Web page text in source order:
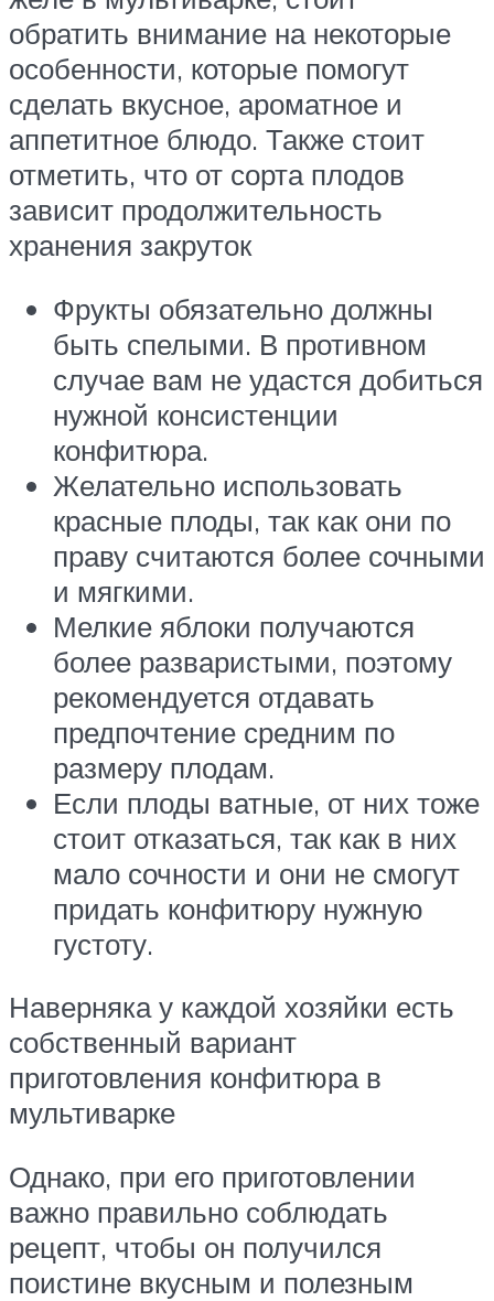
обратить внимание на некоторые
особенности, которые помогут
сделать вкусное, ароматное и
аппетитное блюдо. Также стоит
отметить, что от сорта плодов
зависит продолжительность
хранения закруток
Фрукты обязательно должны
быть спелыми. В противном
случае вам не удастся добиться
нужной консистенции
конфитюра.
Желательно использовать
красные плоды, так как они по
праву считаются более сочными
и мягкими.
Мелкие яблоки получаются
более разваристыми, поэтому
рекомендуется отдавать
предпочтение средним по
размеру плодам.
Если плоды ватные, от них тоже
стоит отказаться, так как в них
мало сочности и они не смогут
придать конфитюру нужную
густоту.
Наверняка у каждой хозяйки есть
собственный вариант
приготовления конфитюра в
мультиварке
Однако, при его приготовлении
важно правильно соблюдать
рецепт, чтобы он получился
поистине вкусным и полезным